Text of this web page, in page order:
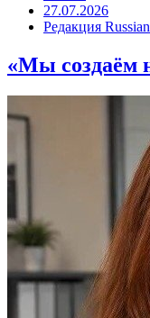
27.07.2026
Редакция
«Мы создаём